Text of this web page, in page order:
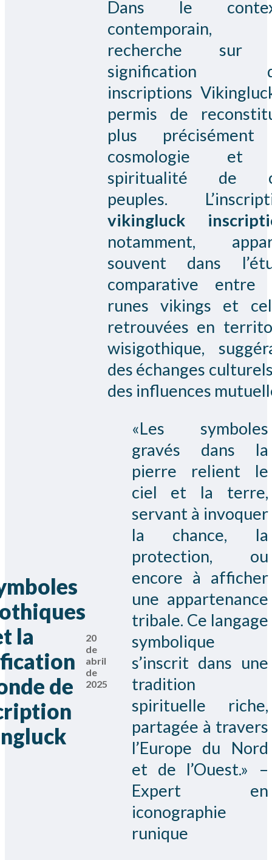
la
de
20
de
abril
de
2025
Dans le
contemporain,
recherche sur
signification
inscriptions
permis de
plus
cosmologie et
spiritualité de
peuples.
vikingluck
notamment,
souvent dans
comparative entre
runes vikings et
retrouvées en
wisigothique,
des échanges
des influences
«Les symboles
gravés dans la
pierre relient le
ciel et la terre,
servant à invoquer
la chance, la
protection, ou
encore à afficher
une appartenance
tribale. Ce langage
symbolique
s’inscrit dans une
tradition
spirituelle riche,
partagée à travers
l’Europe du Nord
et de l’Ouest.» –
Expert en
iconographie
runique